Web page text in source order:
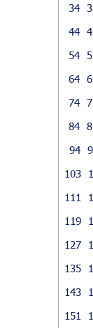
34
44
54
64
74
84
94
103
111
119
127
135
143
151